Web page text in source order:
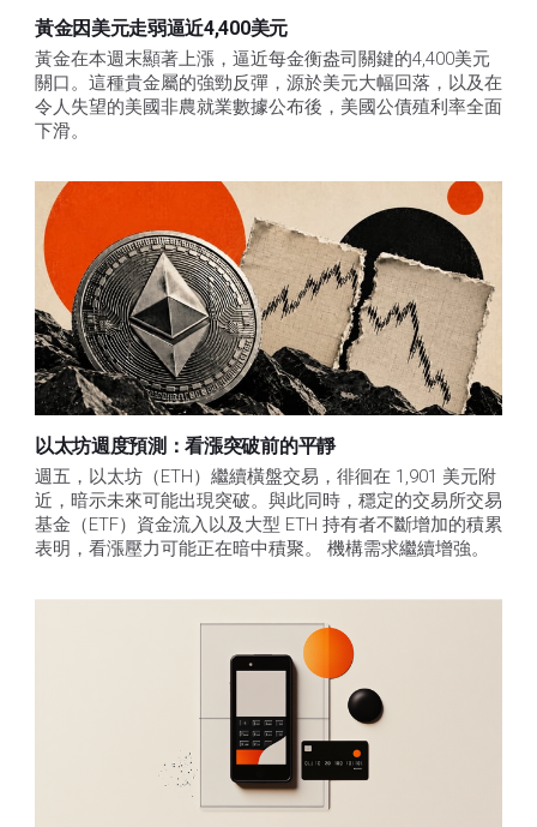
黃金因美元走弱逼近4,400美元
黃金在本週末顯著上漲，逼近每金衡盎司關鍵的4,400美元
關口。這種貴金屬的強勁反彈，源於美元大幅回落，以及在
令人失望的美國非農就業數據公布後，美國公債殖利率全面
下滑。
以太坊週度預測：看漲突破前的平靜
週五，以太坊（ETH）繼續橫盤交易，徘徊在 1,901 美元附
近，暗示未來可能出現突破。與此同時，穩定的交易所交易
基金（ETF）資金流入以及大型 ETH 持有者不斷增加的積累
表明，看漲壓力可能正在暗中積聚。 機構需求繼續增強。